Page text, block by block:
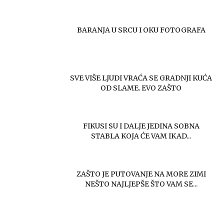
BARANJA U SRCU I OKU FOTOGRAFA
SVE VIŠE LJUDI VRAĆA SE GRADNJI KUĆA
OD SLAME. EVO ZAŠTO
FIKUSI SU I DALJE JEDINA SOBNA
STABLA KOJA ĆE VAM IKAD...
ZAŠTO JE PUTOVANJE NA MORE ZIMI
NEŠTO NAJLJEPŠE ŠTO VAM SE...